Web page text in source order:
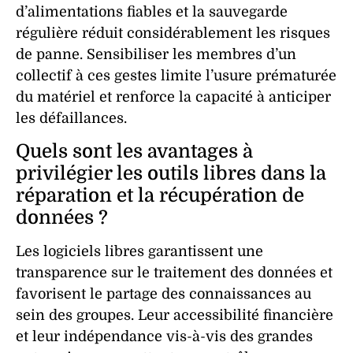
d’alimentations fiables et la sauvegarde
régulière réduit considérablement les risques
de panne. Sensibiliser les membres d’un
collectif à ces gestes limite l’usure prématurée
du matériel et renforce la capacité à anticiper
les défaillances.
Quels sont les avantages à
privilégier les outils libres dans la
réparation et la récupération de
données ?
Les logiciels libres garantissent une
transparence sur le traitement des données et
favorisent le partage des connaissances au
sein des groupes. Leur accessibilité financière
et leur indépendance vis-à-vis des grandes